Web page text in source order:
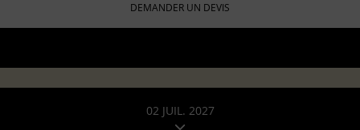
DEMANDER UN DEVIS
02 JUIL. 2027